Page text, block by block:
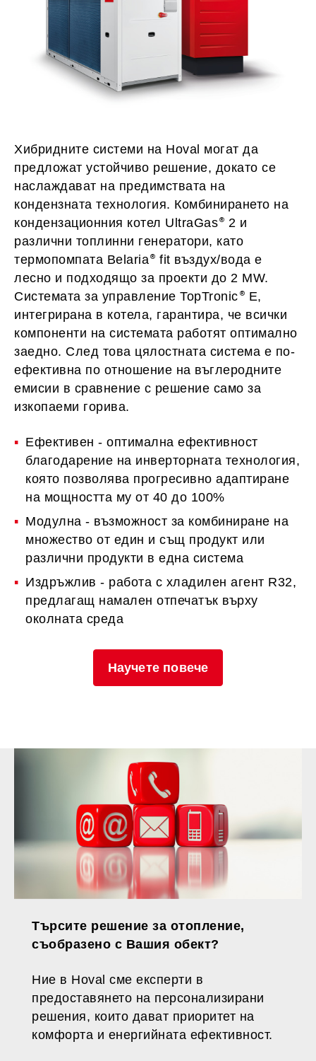
Хибридните системи на Hoval могат да
предложат устойчиво решение, докато се
наслаждават на предимствата на
кондензната технология. Комбинирането на
кондензационния котел UltraGas
2 и
различни топлинни генератори, като
термопомпата Belaria
fit въздух/вода е
лесно и подходящо за проекти до 2 MW.
Системата за управление TopTronic
E,
интегрирана в котела, гарантира, че всички
компоненти на системата работят оптимално
заедно. След това цялостната система е по-
ефективна по отношение на въглеродните
емисии в сравнение с решение само за
изкопаеми горива.
Ефективен - оптимална ефективност
благодарение на инверторната технология,
която позволява прогресивно адаптиране
на мощността му от 40 до 100%
Модулна - възможност за комбиниране на
множество от един и същ продукт или
различни продукти в една система
Издръжлив - работа с хладилен агент R32,
предлагащ намален отпечатък върху
околната среда
Научете повече
Търсите решение за отопление,
съобразено с Вашия обект?
Ние в Hoval сме експерти в
предоставянето на персонализирани
решения, които дават приоритет на
комфорта и енергийната ефективност.